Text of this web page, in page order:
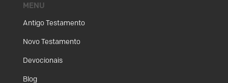
MENU
Antigo Testamento
Novo Testamento
Devocionais
Blog